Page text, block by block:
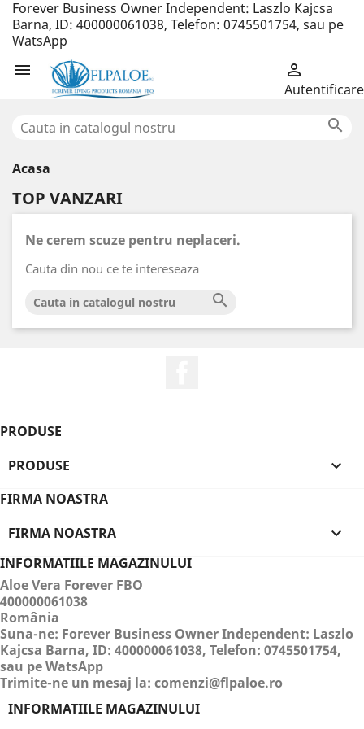
Forever Business Owner Independent: Laszlo Kajcsa
Barna, ID: 400000061038, Telefon: 0745501754, sau pe
WatsApp
 
Autentificare

Acasa
TOP VANZARI
Ne cerem scuze pentru neplaceri.
Cauta din nou ce te intereseaza

PRODUSE
PRODUSE

FIRMA NOASTRA
FIRMA NOASTRA

INFORMATIILE MAGAZINULUI
Aloe Vera Forever FBO
400000061038
România
Suna-ne: Forever Business Owner Independent: Laszlo
Kajcsa Barna, ID: 400000061038, Telefon: 0745501754,
sau pe WatsApp
Trimite-ne un mesaj la: comenzi@flpaloe.ro
INFORMATIILE MAGAZINULUI